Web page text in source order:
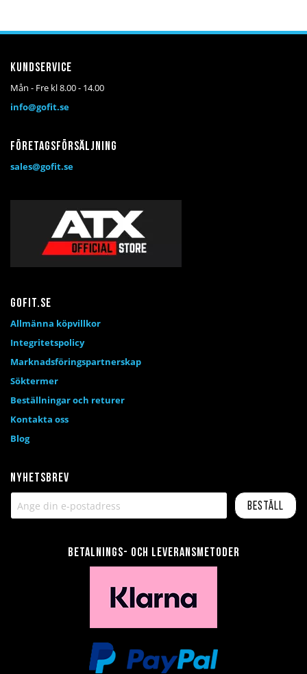
Nyhetsbrev
Beställ
Kundservice
Mån - Fre kl 8.00 - 14.00
info@gofit.se
Företagsförsäljning
sales@gofit.se
Betalnings- och leveransmetoder
Gofit.se
Allmänna köpvillkor
Integritetspolicy
Marknadsföringspartnerskap
Söktermer
Beställningar och returer
Kontakta oss
Blog